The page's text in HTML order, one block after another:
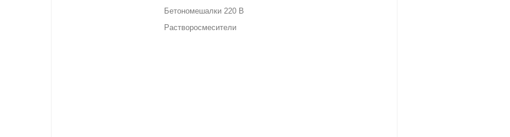
Бетономешалки 220 В
Растворосмесители